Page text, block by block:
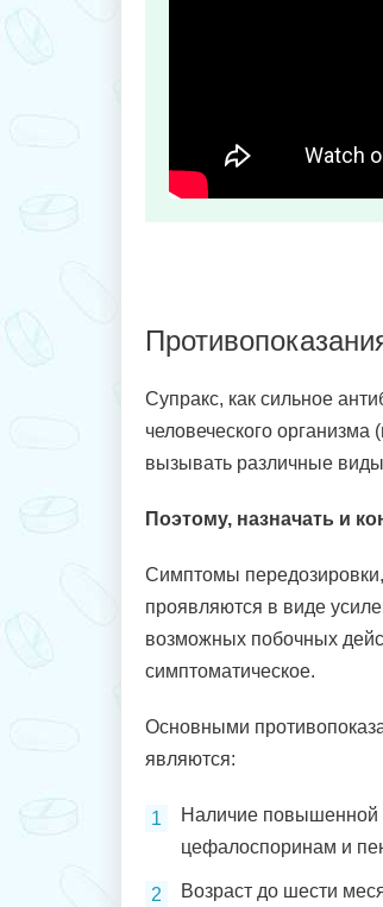
Супракс, как сильное
человеческого
вызывать различные
Поэтому, назначать и
Симптомы
проявляются в виде
возможных побочных
симптоматическое.
Основными
являются:
Наличие повышенной
цефалоспоринам и
Возраст до шести